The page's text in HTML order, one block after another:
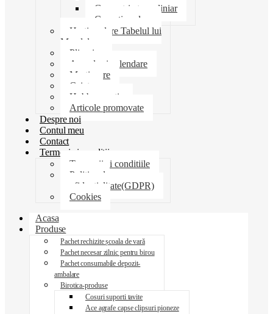
Geometrie trusa liniar
Coperti scolare
Harti scolare Tabelul lui
Mendeleev
Plicuri
Agende si calendare
Martisoare
Caiete
Hobby creatie
Articole promovate
Despre noi
Contul meu
Contact
Termeni si conditii
Termenii si conditiile
Politica de
confidentialitate(GDPR)
Cookies
Acasa
Produse
Pachet rechizite școala de vară
Pachet necesar zilnic pentru birou
Pachet consumabile depozit-
ambalare
Birotica-produse
Cosuri suporti tavite
Ace agrafe capse clipsuri pioneze